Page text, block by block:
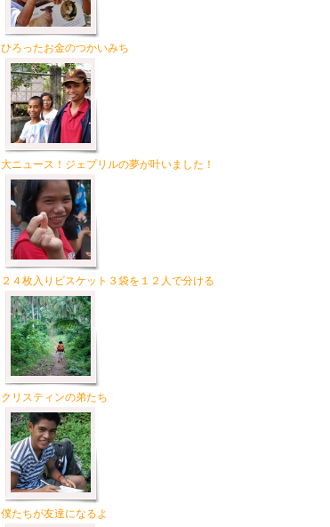
ひろったお金のつかいみち
大ニュース！ジェプリルの夢が叶いました！
２４枚入りビスケット３袋を１２人で分ける
クリスティンの弟たち
僕たちが友達になるよ